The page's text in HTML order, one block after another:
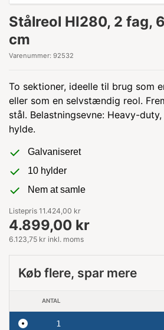
Stålreol HI280, 2 fag,
cm
Varenummer: 92532
To sektioner, ideelle til brug som
eller som en selvstændig reol.
stål. Belastningsevne: Heavy-
hylde.
Galvaniseret
10 hylder
Nem at samle
Listepris 11.424,00 kr
4.899,00 kr
6.123,75 kr inkl. moms
Køb flere, spar mere
ANTAL
1